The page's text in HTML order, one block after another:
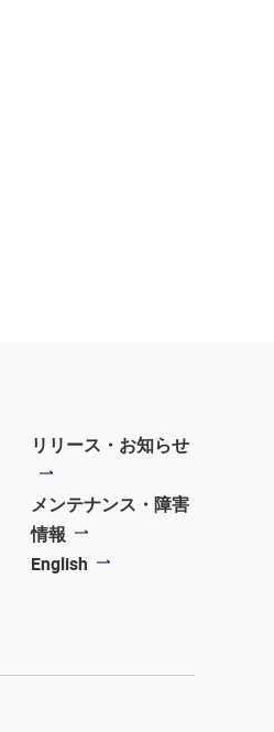
リリース・お知らせ
メンテナンス・障害
情報
English